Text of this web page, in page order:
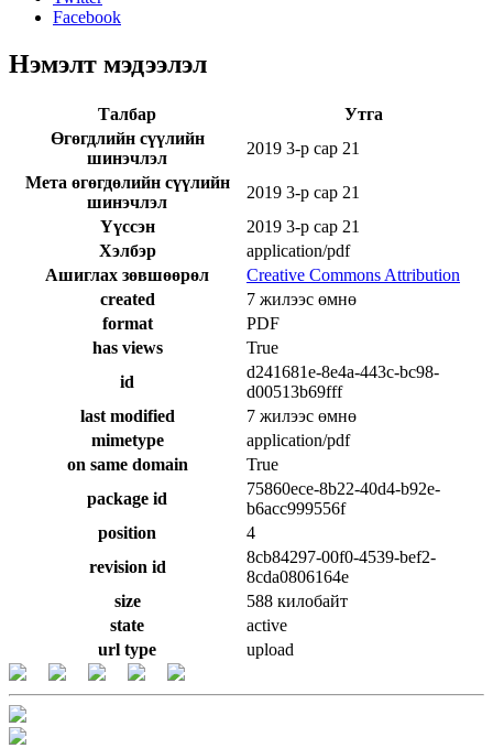
Facebook
Нэмэлт мэдээлэл
Талбар
Утга
Өгөгдлийн сүүлийн
шинэчлэл
2019 3-р сар 21
Мета өгөгдөлийн сүүлийн
шинэчлэл
2019 3-р сар 21
Үүссэн
2019 3-р сар 21
Хэлбэр
application/pdf
Ашиглах зөвшөөрөл
Creative Commons Attribution
created
7 жилээс өмнө
format
PDF
has views
True
id
d241681e-8e4a-443c-bc98-
d00513b69fff
last modified
7 жилээс өмнө
mimetype
application/pdf
on same domain
True
package id
75860ece-8b22-40d4-b92e-
b6acc999556f
position
4
revision id
8cb84297-00f0-4539-bef2-
8cda0806164e
size
588 килобайт
state
active
url type
upload